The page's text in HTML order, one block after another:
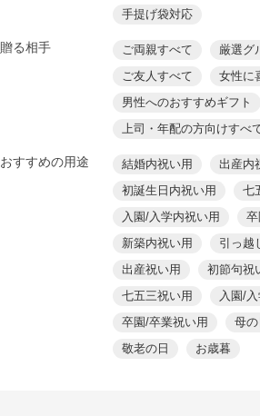
手提げ袋対応
贈る相手 ご両親すべて 厳選グ
ご友人すべて
女性に
男性へのおすすめギフト
上司・年配の方向けすべ
おすすめの用途 結婚内祝い用 出産内
初誕生日内祝い用
七
入園/入学内祝い用
新築内祝い用
引っ越
出産祝い用
初節句祝
七五三祝い用
入園/
卒園/卒業祝い用
母の
敬老の日
お歳暮